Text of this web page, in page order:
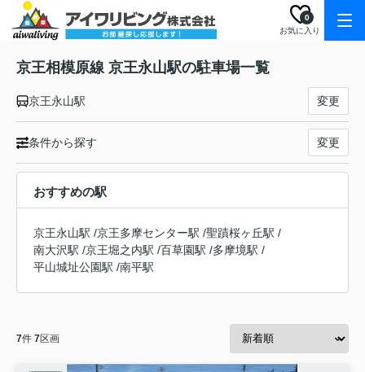
お気に入り
0
京王相模原線 京王永山駅の駐車場一覧
京王永山駅 変更
条件から探す 変更
おすすめの駅
京王永山駅 /京王多摩センター駅 /聖蹟桜ヶ丘駅 /
南大沢駅 /京王堀之内駅 /百草園駅 /多摩境駅 /
平山城址公園駅 /南平駅
7件 7区画